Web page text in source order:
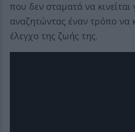
που δεν σταματά να κινείται
αναζητώντας έναν τρόπο να
έλεγχο της ζωής της.